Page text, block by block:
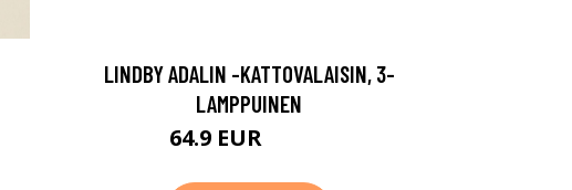
LINDBY ADALIN -KATTOVALAISIN, 3-
LAMPPUINEN
64.9 EUR